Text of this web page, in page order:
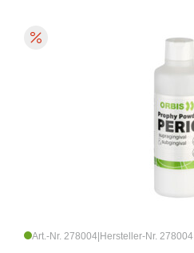
Art.-Nr. 278004 Hersteller-Nr. 278004